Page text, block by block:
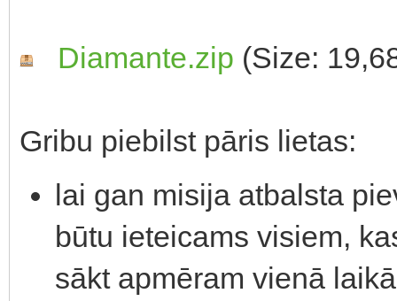
Diamante.zip (Size:
Gribu piebilst pāris lietas:
lai gan misija atbalsta
būtu ieteicams visiem,
sākt apmēram vienā